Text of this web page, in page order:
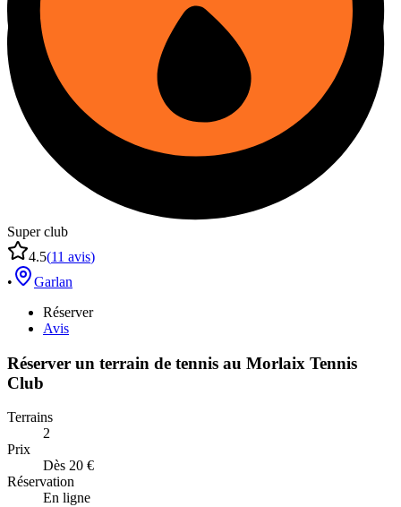
Super club
4.5(11 avis)
•
Garlan
Réserver
Avis
Réserver un terrain de tennis au Morlaix Tennis
Club
Terrains
2
Prix
Dès 20 €
Réservation
En ligne